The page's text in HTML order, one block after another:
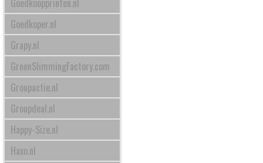
Goedkoopprinten.nl
Goedkoper.nl
Grapy.nl
GreenSlimmingFactory.com
Groupactie.nl
Groupdeal.nl
Happy-Size.nl
Haxo.nl